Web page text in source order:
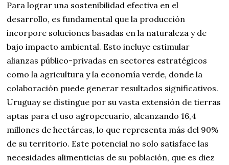
Para lograr una sostenibilidad efectiva en el
desarrollo, es fundamental que la producción
incorpore soluciones basadas en la naturaleza y de
bajo impacto ambiental. Esto incluye estimular
alianzas público-privadas en sectores estratégicos
como la agricultura y la economía verde, donde la
colaboración puede generar resultados significativos.
Uruguay se distingue por su vasta extensión de tierras
aptas para el uso agropecuario, alcanzando 16,4
millones de hectáreas, lo que representa más del 90%
de su territorio. Este potencial no solo satisface las
necesidades alimenticias de su población, que es diez